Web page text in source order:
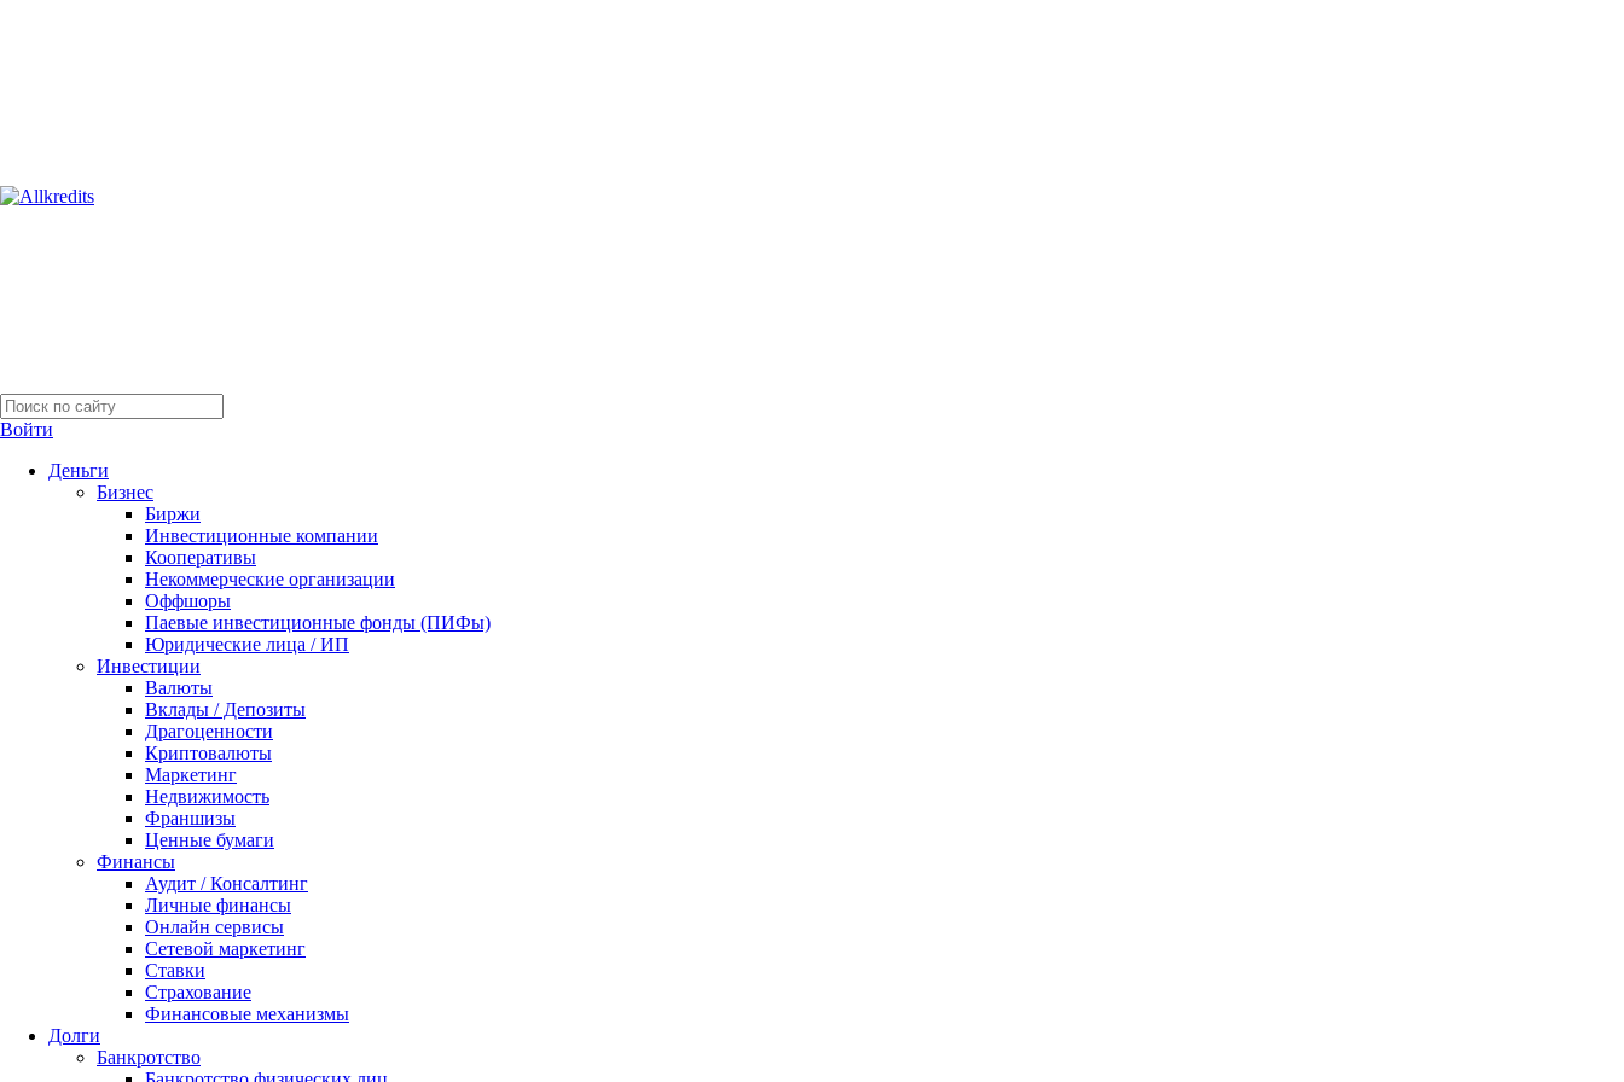
Войти
Деньги
Бизнес
Биржи
Инвестиционные компании
Кооперативы
Некоммерческие организации
Оффшоры
Паевые инвестиционные фонды (ПИФы)
Юридические лица / ИП
Инвестиции
Валюты
Вклады / Депозиты
Драгоценности
Криптовалюты
Маркетинг
Недвижимость
Франшизы
Ценные бумаги
Финансы
Аудит / Консалтинг
Личные финансы
Онлайн сервисы
Сетевой маркетинг
Ставки
Страхование
Финансовые механизмы
Долги
Банкротство